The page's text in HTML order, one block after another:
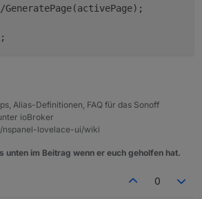
GeneratePage(activePage);
Alias-Definitionen, FAQ für das Sonoff
ioBroker
nspanel-lovelace-ui/wiki
unten im Beitrag wenn er euch geholfen hat.
0